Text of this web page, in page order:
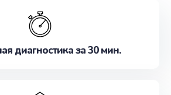
Не медлите записаться на
диагностика за 30 мин.